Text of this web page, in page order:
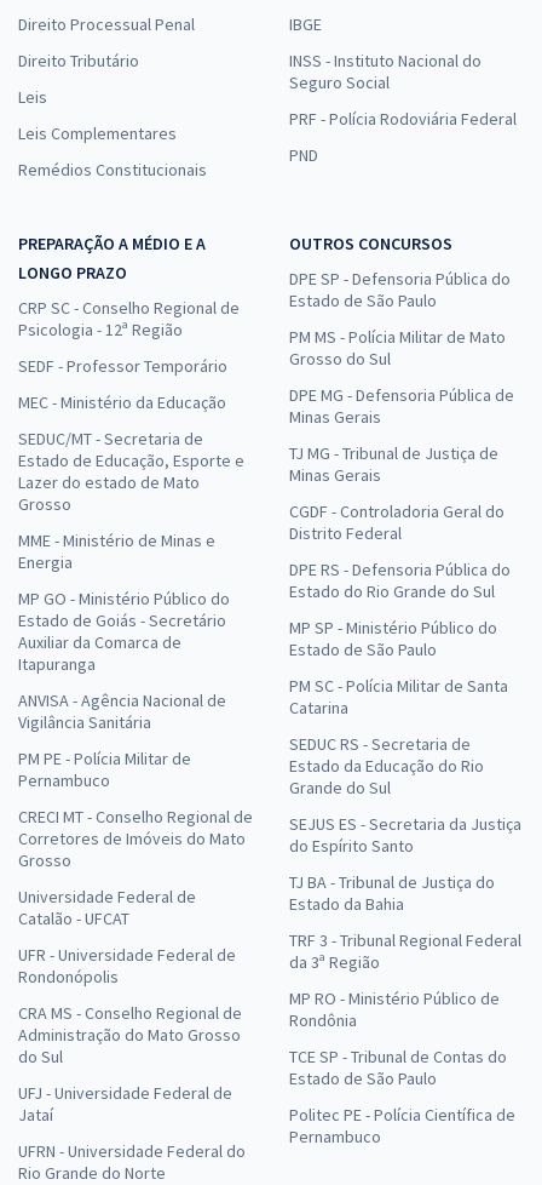
Direito Processual Penal
Direito Tributário
Leis
Leis Complementares
Remédios Constitucionais
IBGE
INSS - Instituto Nacional do
Seguro Social
PRF - Polícia Rodoviária Federal
PND
PREPARAÇÃO A MÉDIO E A
LONGO PRAZO
CRP SC - Conselho Regional de
Psicologia - 12ª Região
SEDF - Professor Temporário
MEC - Ministério da Educação
SEDUC/MT - Secretaria de
Estado de Educação, Esporte e
Lazer do estado de Mato
Grosso
MME - Ministério de Minas e
Energia
MP GO - Ministério Público do
Estado de Goiás - Secretário
Auxiliar da Comarca de
Itapuranga
ANVISA - Agência Nacional de
Vigilância Sanitária
PM PE - Polícia Militar de
Pernambuco
CRECI MT - Conselho Regional de
Corretores de Imóveis do Mato
Grosso
Universidade Federal de
Catalão - UFCAT
UFR - Universidade Federal de
Rondonópolis
CRA MS - Conselho Regional de
Administração do Mato Grosso
do Sul
UFJ - Universidade Federal de
Jataí
UFRN - Universidade Federal do
Rio Grande do Norte
OUTROS CONCURSOS
DPE SP - Defensoria Pública do
Estado de São Paulo
PM MS - Polícia Militar de Mato
Grosso do Sul
DPE MG - Defensoria Pública de
Minas Gerais
TJ MG - Tribunal de Justiça de
Minas Gerais
CGDF - Controladoria Geral do
Distrito Federal
DPE RS - Defensoria Pública do
Estado do Rio Grande do Sul
MP SP - Ministério Público do
Estado de São Paulo
PM SC - Polícia Militar de Santa
Catarina
SEDUC RS - Secretaria de
Estado da Educação do Rio
Grande do Sul
SEJUS ES - Secretaria da Justiça
do Espírito Santo
TJ BA - Tribunal de Justiça do
Estado da Bahia
TRF 3 - Tribunal Regional Federal
da 3ª Região
MP RO - Ministério Público de
Rondônia
TCE SP - Tribunal de Contas do
Estado de São Paulo
Politec PE - Polícia Científica de
Pernambuco